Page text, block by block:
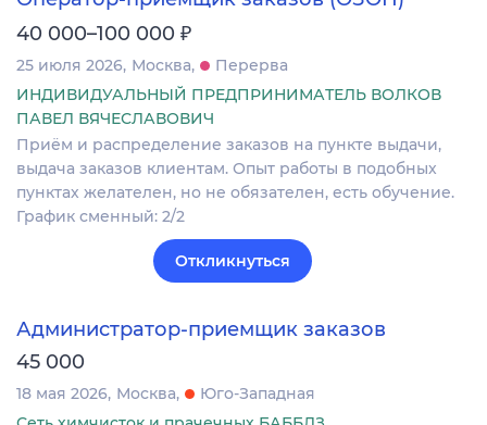
40 000–100 000 ₽
25 июля 2026 Москва
Перерва
ИНДИВИДУАЛЬНЫЙ ПРЕДПРИНИМАТЕЛЬ ВОЛКОВ
ПАВЕЛ ВЯЧЕСЛАВОВИЧ
Приём и распределение заказов на пункте выдачи,
выдача заказов клиентам. Опыт работы в подобных
пунктах желателен, но не обязателен, есть обучение.
График сменный: 2/2
Откликнуться
Администратор-приемщик заказов
45 000
18 мая 2026 Москва
Юго-Западная